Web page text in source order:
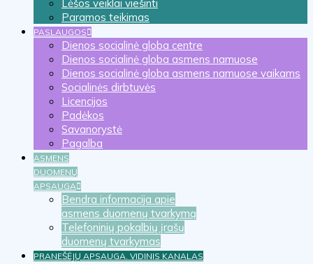
Lėšos veiklai viešinti
Paramos teikimas
PASLAUGOS
Dienos socialinė globa centre
Dienos socialinė globa asmens namuose
Dienos socialinė globa asmens namuose vaikams
Socialinės dirbtuvės
Licencijos
Padėkos
Savanorystė
Pagalba
ASMENS
DUOMENŲ
APSAUGA
Bendra informacija apie
asmens duomenų tvarkymą
Telefoninių pokalbių įrašų
duomenų tvarkymas
PRANEŠĖJŲ APSAUGA. VIDINIS KANALAS